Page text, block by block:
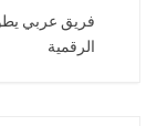
الرقمية